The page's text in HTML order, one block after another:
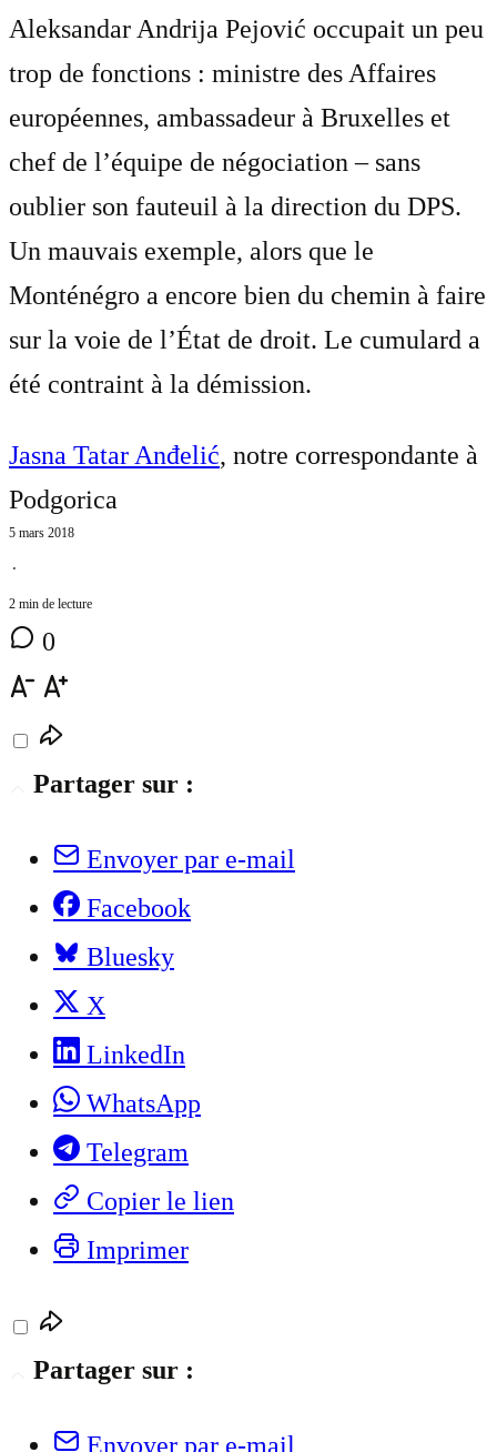
Aleksandar Andrija Pejović occupait un peu
trop de fonctions : ministre des Affaires
européennes, ambassadeur à Bruxelles et
chef de l’équipe de négociation – sans
oublier son fauteuil à la direction du DPS.
Un mauvais exemple, alors que le
Monténégro a encore bien du chemin à faire
sur la voie de l’État de droit. Le cumulard a
été contraint à la démission.
Jasna Tatar Anđelić, notre correspondante à
Podgorica
5 mars 2018
⋅
2 min de lecture
0
Partager sur :
Envoyer par e-mail
Facebook
Bluesky
X
LinkedIn
WhatsApp
Telegram
Copier le lien
Imprimer
Partager sur :
Envoyer par e-mail